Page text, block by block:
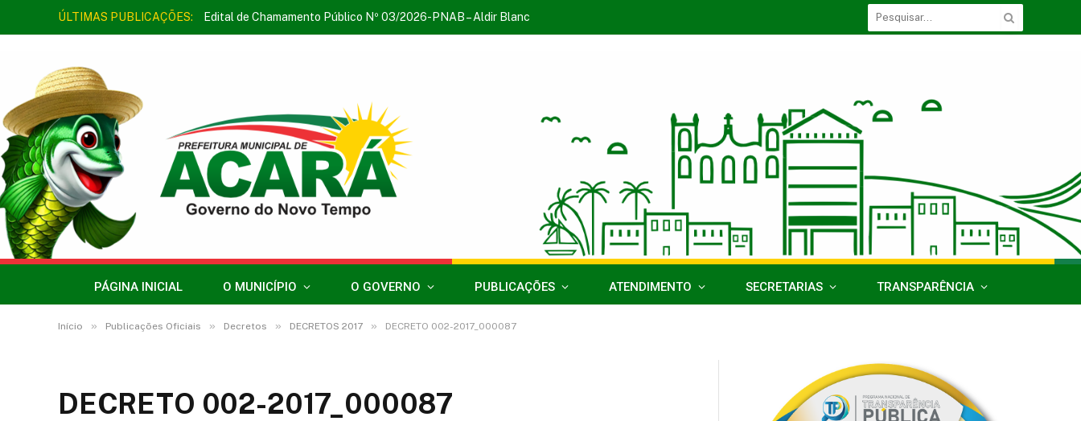
ÚLTIMAS PUBLICAÇÕES: Edital de Chamamento Público Nº 03/2026-PNAB – Aldir Blanc
PÁGINA INICIAL O MUNICÍPIO O GOVERNO PUBLICAÇÕES ATENDIMENTO SECRETARIAS TRANSPARÊNCIA
Início » Publicações Oficiais » Decretos » DECRETOS 2017 » DECRETO 002-2017_000087
DECRETO 002-2017_000087